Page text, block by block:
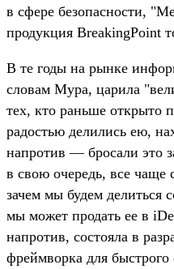
в сфере безопасности,
продукция BreakingPoint
В те годы на рынке
словам Мура, царила
тех, кто раньше открыто
радостью делились ею,
напротив — бросали это
в свою очередь, все
зачем мы будем делиться
мы может продать ее в
напротив, состояла в
фреймворка для быстрого